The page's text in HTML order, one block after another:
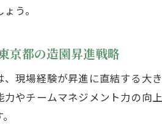
う。
京都の造園昇進戦略
現場経験が昇進に直結する大
やチームマネジメント力の向